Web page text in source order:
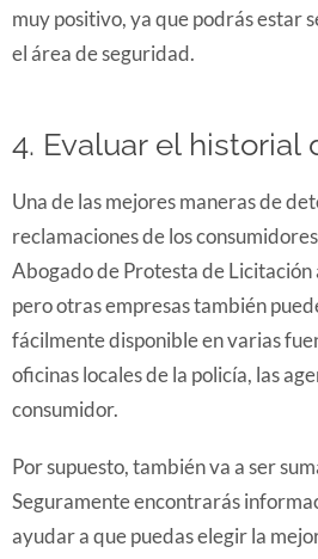
muy positivo, ya que podrás estar
el área de seguridad.
4. Evaluar el historial
Una de las mejores maneras de
reclamaciones de los
Abogado de Protesta de
pero otras empresas también
fácilmente disponible en varias
oficinas locales de la policía, las
consumidor.
Por supuesto, también va a ser
Seguramente encontrarás
ayudar a que puedas elegir la